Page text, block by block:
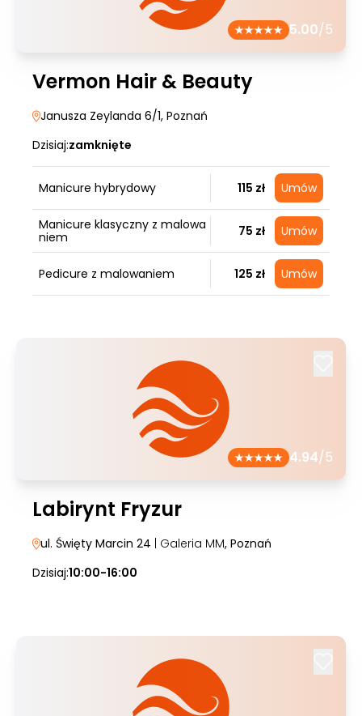
5.00/5
Vermon Hair & Beauty
Janusza Zeylanda 6/1, Poznań
Dzisiaj:zamknięte
Manicure hybrydowy 115 zł Umów
Manicure klasyczny z malowa
niem
75 zł Umów
Pedicure z malowaniem 125 zł Umów
4.94/5
Labirynt Fryzur
ul. Święty Marcin 24 | Galeria MM, Poznań
Dzisiaj:10:00-16:00